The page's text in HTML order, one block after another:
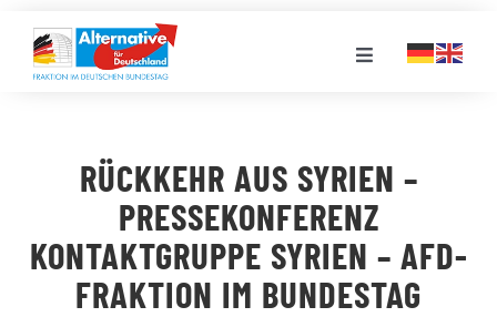
Inhalt
springen
Toggle
LANDESGRUPPEN
VERANSTALTUNGEN
RÜCKKEHR AUS SYRIEN –
PRESSEKONFERENZ
KONTAKTGRUPPE SYRIEN – AFD-
FRAKTION IM BUNDESTAG